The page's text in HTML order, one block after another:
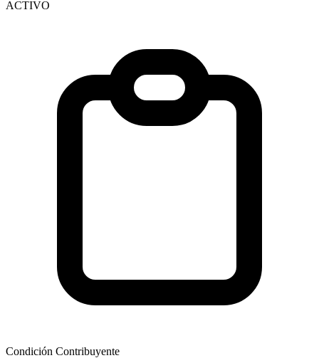
ACTIVO
Condición Contribuyente